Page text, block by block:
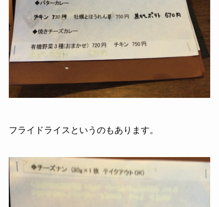
フライドライスというのもあります。